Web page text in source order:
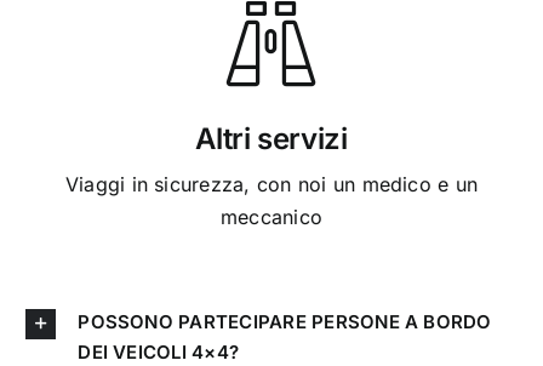
Altri servizi
Viaggi in sicurezza, con noi un medico e un
meccanico
POSSONO PARTECIPARE PERSONE A BORDO
DEI VEICOLI 4×4?